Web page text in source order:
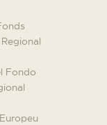
Fondo